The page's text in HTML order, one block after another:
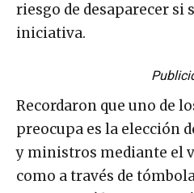
riesgo de desaparecer si
iniciativa.
Recordaron que uno de
preocupa es la elección
y ministros mediante el
como a través de